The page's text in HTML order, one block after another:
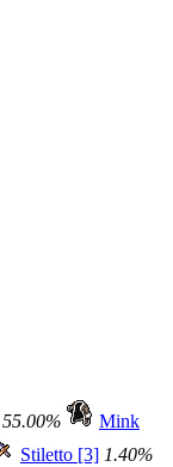
55.00%
Mink
Stiletto [3] 1.40%